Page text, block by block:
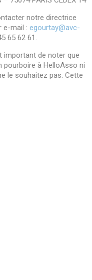
notre directrice
e-mail : egourtay@avc-
65 62 61.
important de noter que
pourboire à HelloAsso ni
le souhaitez pas. Cette